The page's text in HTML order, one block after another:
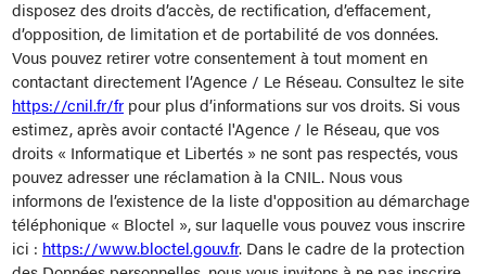
disposez des droits d’accès, de rectification, d’effacement,
d’opposition, de limitation et de portabilité de vos données.
Vous pouvez retirer votre consentement à tout moment en
contactant directement l’Agence / Le Réseau. Consultez le site
https://cnil.fr/fr pour plus d’informations sur vos droits. Si vous
estimez, après avoir contacté l'Agence / le Réseau, que vos
droits « Informatique et Libertés » ne sont pas respectés, vous
pouvez adresser une réclamation à la CNIL. Nous vous
informons de l’existence de la liste d'opposition au démarchage
téléphonique « Bloctel », sur laquelle vous pouvez vous inscrire
ici : https://www.bloctel.gouv.fr. Dans le cadre de la protection